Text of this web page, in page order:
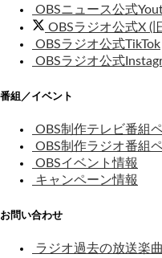
OBSニュース公式
OBSラジオ公式X (
OBSラジオ公式TikTok
OBSラジオ公式
番組／イベント
OBS制作テレビ番組
OBS制作ラジオ番組
OBSイベント情報
キャンペーン情報
お問い合わせ
ラジオ過去の放送楽曲